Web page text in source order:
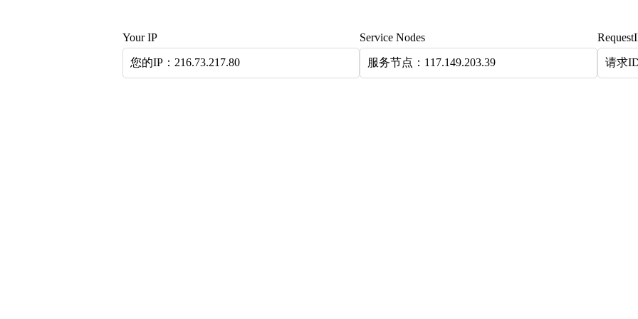
Your IP
您的IP：216.73.217.80
Service Nodes
服务节点：117.149.203.39 请求